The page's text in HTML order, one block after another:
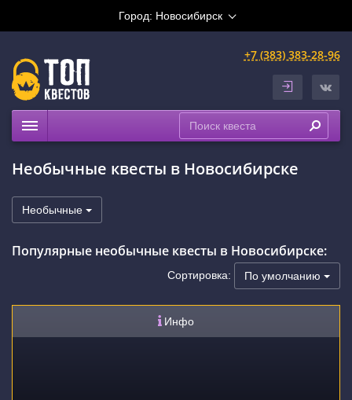
Город: Новосибирск
+7 (383) 383-28-96
Расписание
Рейтинги
На карте
Сертификаты
Необычные квесты в Новосибирске
Необычные
Популярные необычные квесты в Новосибирске:
Сортировка: По умолчанию
Инфо